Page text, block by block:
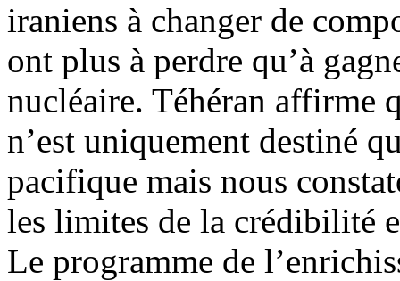
iraniens à changer de
ont plus à perdre qu’à
nucléaire. Téhéran affirme
n’est uniquement destiné
pacifique mais nous
les limites de la crédibilité
Le programme de